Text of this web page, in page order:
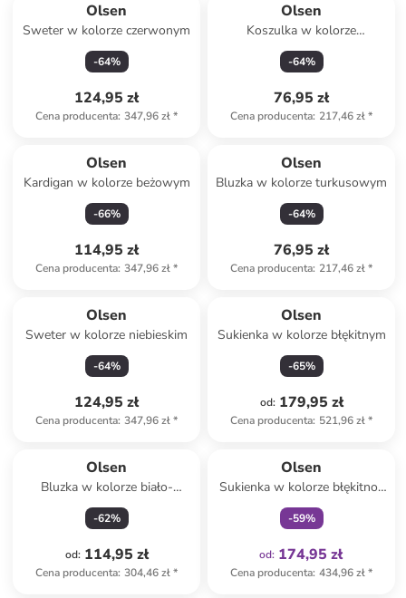
Olsen
Sweter w kolorze czerwonym
-64%
124,95 zł
Cena producenta: 347,96 zł*
Olsen
Koszulka w kolorze
turkusowo-błękitno-
granatowym
-64%
76,95 zł
Cena producenta: 217,46 zł*
Olsen
Kardigan w kolorze beżowym
-66%
114,95 zł
Cena producenta: 347,96 zł*
Olsen
Bluzka w kolorze turkusowym
-64%
76,95 zł
Cena producenta: 217,46 zł*
Olsen
Sweter w kolorze niebieskim
-64%
124,95 zł
Cena producenta: 347,96 zł*
Olsen
Sukienka w kolorze błękitnym
-65%
od: 179,95 zł
Cena producenta: 521,96 zł*
Olsen
Bluzka w kolorze biało-
czarnym
-62%
od: 114,95 zł
Cena producenta: 304,46 zł*
Olsen
Sukienka w kolorze błękitno-
granatowym
-59%
od: 174,95 zł
Cena producenta: 434,96 zł*